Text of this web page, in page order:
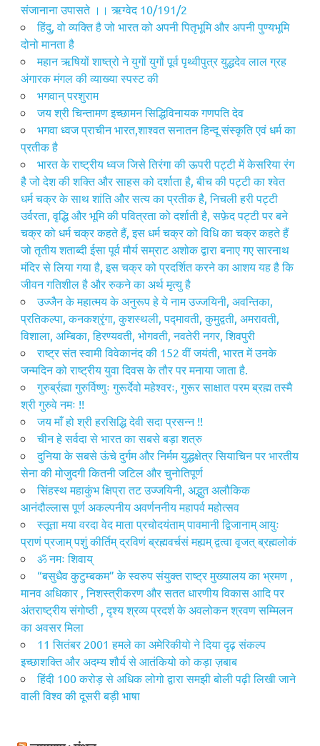
संजानाना उपासते ।। ऋग्वेद 10/191/2
हिंदु, वो व्यक्ति है जो भारत को अपनी पितृभूमि और अपनी पुण्यभूमि
दोनो मानता है
महान ऋषियों शाष्त्रो ने युगों युगों पूर्व पृथ्वीपुत्र युद्धदेव लाल ग्रह
अंगारक मंगल की व्याख्या स्पस्ट की
भगवान् परशुराम
जय श्री चिन्तामण इच्छामन सिद्धिविनायक गणपति देव
भगवा ध्वज प्राचीन भारत,शाश्वत सनातन हिन्दू संस्कृति एवं धर्म का
प्रतीक है
भारत के राष्ट्रीय ध्वज जिसे तिरंगा की ऊपरी पट्टी में केसरिया रंग
है जो देश की शक्ति और साहस को दर्शाता है, बीच की पट्टी का श्वेत
धर्म चक्र के साथ शांति और सत्य का प्रतीक है, निचली हरी पट्टी
उर्वरता, वृद्धि और भूमि की पवित्रता को दर्शाती है, सफ़ेद पट्टी पर बने
चक्र को धर्म चक्र कहते हैं, इस धर्म चक्र को विधि का चक्र कहते हैं
जो तृतीय शताब्दी ईसा पूर्व मौर्य सम्राट अशोक द्वारा बनाए गए सारनाथ
मंदिर से लिया गया है, इस चक्र को प्रदर्शित करने का आशय यह है कि
जीवन गति‍शील है और रुकने का अर्थ मृत्यु है
उज्जैन के महात्मय के अनुरूप हे ये नाम उज्जयिनी, अवन्तिका,
प्रतिकल्पा, कनकश्रृंगा, कुशस्‍थली, पद्मावती, कुमुद्वती, अमरावती,
विशाला, अम्बिका, हिरण्यवती, भोगवती, नवतेरी नगर, शिवपुरी
राष्ट्र संत स्वामी विवेकानंद की 152 वीं जयंती, भारत में उनके
जन्मदिन को राष्ट्रीय युवा दिवस के तौर पर मनाया जाता है.
गुरुर्ब्रह्मा गुरुर्विष्णुः गुरूर्देवो महेश्वरः, गुरूर साक्षात परम ब्रह्म तस्मै
श्री गुरुवे नमः !!
जय माँ हो श्री हरसिद्धि देवी सदा प्रसन्न !!
चीन हे सर्वदा से भारत का सबसे बड़ा शत्रु
दुनिया के सबसे ऊंचे दुर्गम और निर्मम युद्धक्षेत्र सियाचिन पर भारतीय
सेना की मोजुदगी कितनी जटिल और चुनोतिपूर्ण
सिंहस्थ महाकुंभ क्षिप्रा तट उज्जयिनी, अद्भुत अलौकिक
आनंदौल्लास पूर्ण अकल्पनीय अवर्णननीय महापर्व महोत्सव
स्तूता मया वरदा वेद माता प्रचोदयंताम् पावमानी द्विजानाम् आयुः
प्राणं प्रजाम् पशुं कीर्तिम् द्रविणं ब्रह्मवर्चसं मह्यम् द्वत्वा वृजत् ब्रह्मलोकं
ॐ नमः शिवाय्
“बसुधैव कुटुम्बकम” के स्वरुप संयुक्त राष्ट्र मुख्यालय का भ्रमण ,
मानव अधिकार , निशस्त्रीकरण और सतत धारणीय विकास आदि पर
अंतराष्ट्रीय संगोष्ठी , दृश्य श्रव्य प्रदर्श के अवलोकन श्रवण सम्मिलन
का अवसर मिला
11 सितंबर 2001 हमले का अमेरिकीयो ने दिया दृढ़ संकल्प
इच्छाशक्ति और अदम्य शौर्य से आतंकियो को कड़ा ज़बाब
हिंदी 100 करोड़ से अधिक लोगो द्वारा समझी बोली पढ़ी लिखी जाने
वाली विश्व की दूसरी बड़ी भाषा